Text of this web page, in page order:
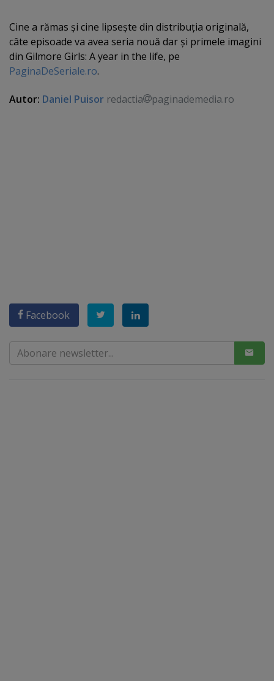
Cine a rămas şi cine lipseşte din distribuţia originală,
câte episoade va avea seria nouă dar şi primele imagini
din Gilmore Girls: A year in the life, pe
PaginaDeSeriale.ro.
Autor: Daniel Puisor redactia paginademedia.ro
Facebook